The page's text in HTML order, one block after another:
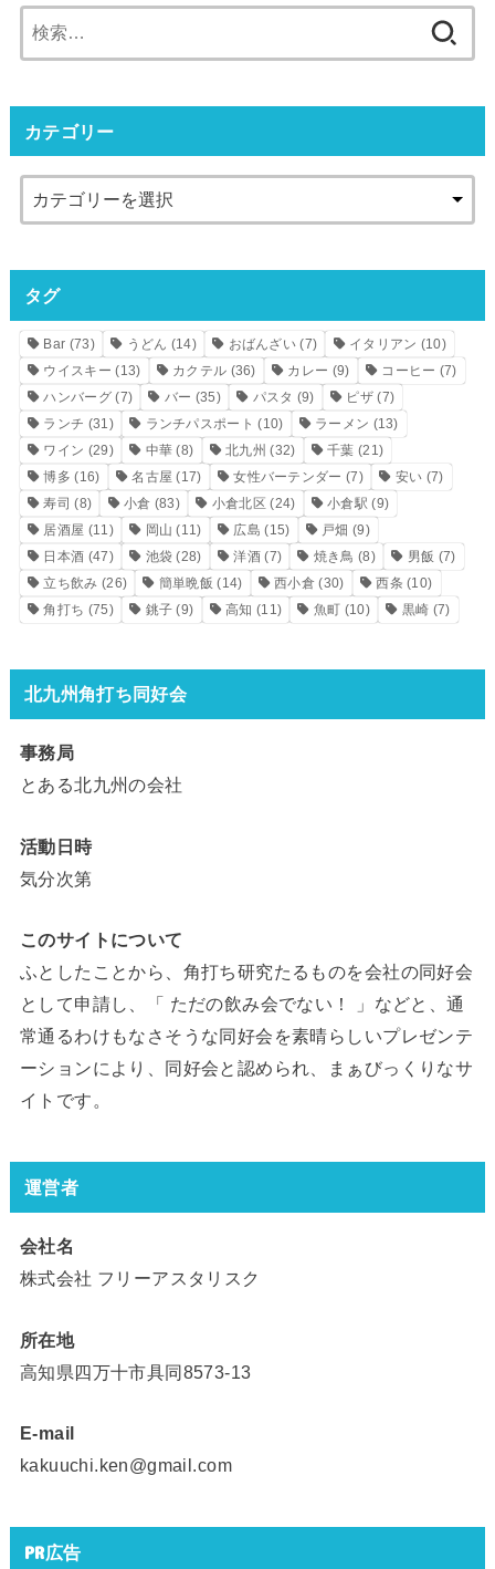
索:
カテゴリー
タグ
Bar (73) うどん (14) おばんざい (7) イタリアン (10)
ウイスキー (13) カクテル (36) カレー (9) コーヒー (7)
ハンバーグ(7) バー (35) パスタ (9) ピザ (7)
ランチ (31) ランチパスポート (10) ラーメン (13)
ワイン (29) 中華 (8) 北九州 (32) 千葉 (21)
博多 (16) 名古屋 (17) 女性バーテンダー (7) 安い (7)
寿司 (8) 小倉 (83) 小倉北区 (24) 小倉駅 (9)
居酒屋 (11) 岡山 (11) 広島 (15) 戸畑 (9)
日本酒 (47) 池袋 (28) 洋酒(7) 焼き鳥 (8) 男飯 (7)
立ち飲み (26) 簡単晩飯 (14) 西小倉 (30) 西条 (10)
角打ち (75) 銚子 (9) 高知 (11) 魚町 (10) 黒崎 (7)
北九州角打ち同好会
事務局
とある北九州の会社
活動日時
気分次第
このサイトについて
ふとしたことから、角打ち研究たるものを会社の同好会
として申請し、「 ただの飲み会でない！ 」などと、通
常通るわけもなさそうな同好会を素晴らしいプレゼンテ
ーションにより、同好会と認められ、まぁびっくりなサ
イトです。
運営者
会社名
株式会社 フリーアスタリスク
所在地
高知県四万十市具同8573-13
E-mail
kakuuchi.ken@gmail.com
PR広告